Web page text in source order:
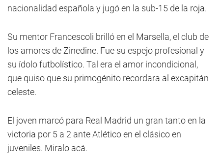
nacionalidad española y jugó en la sub-15 de la roja.
Su mentor Francescoli brilló en el Marsella, el club de
los amores de Zinedine. Fue su espejo profesional y
su ídolo futbolístico. Tal era el amor incondicional,
que quiso que su primogénito recordara al excapitán
celeste.
El joven marcó para Real Madrid un gran tanto en la
victoria por 5 a 2 ante Atlético en el clásico en
juveniles. Miralo acá.